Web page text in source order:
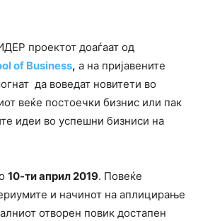
проектот доаѓаат од
of Business, а на пријавените
да воведат новитети во
веќе постоечки бизнис или пак
идеи во успешни бизниси на
10-ти април 2019. Повеќе
и начинот на аплицирање
отворен повик достапен